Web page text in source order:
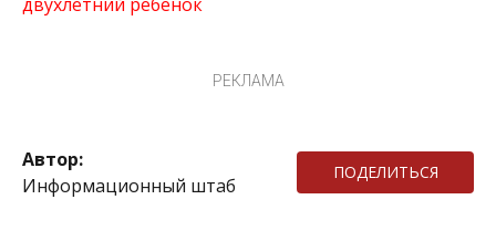
РЕКЛАМА
Автор:
Информационный штаб
ПОДЕЛИТЬСЯ